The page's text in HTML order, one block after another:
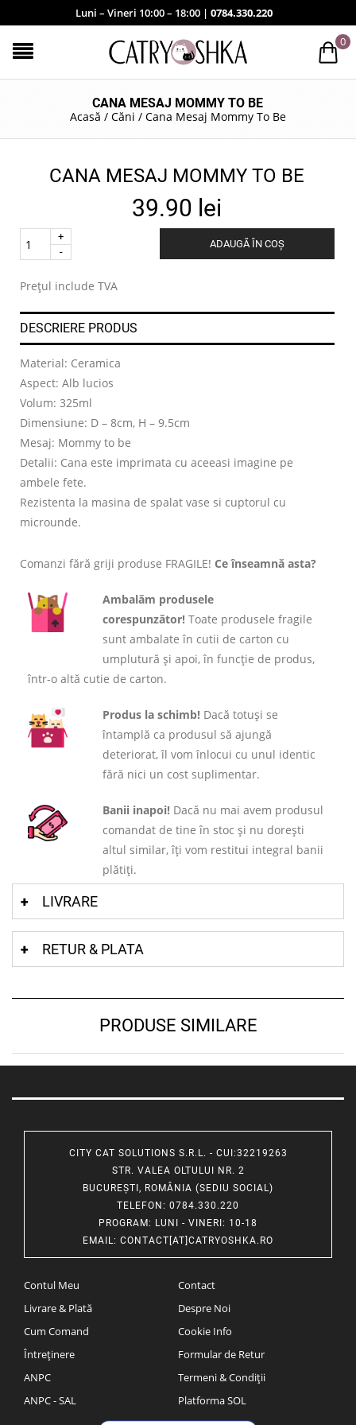
Luni – Vineri 10:00 – 18:00 | 0784.330.220
0
CANA MESAJ MOMMY TO BE
Acasă / Căni / Cana Mesaj Mommy To Be
CANA MESAJ MOMMY TO BE
39.90 lei
Quantity
ADAUGĂ ÎN COȘ
Prețul include TVA
DESCRIERE PRODUS
Material: Ceramica
Aspect: Alb lucios
Volum: 325ml
Dimensiune: D – 8cm, H – 9.5cm
Mesaj: Mommy to be
Detalii: Cana este imprimata cu aceeasi imagine pe
ambele fete.
Rezistenta la masina de spalat vase si cuptorul cu
microunde.
Comanzi fără griji produse FRAGILE! Ce înseamnă asta?
Ambalăm produsele
corespunzător! Toate produsele fragile
sunt ambalate în cutii de carton cu
umplutură și apoi, în funcție de produs,
într-o altă cutie de carton.
Produs la schimb! Dacă totuși se
întamplă ca produsul să ajungă
deteriorat, îl vom înlocui cu unul identic
fără nici un cost suplimentar.
Banii inapoi! Dacă nu mai avem produsul
comandat de tine în stoc și nu dorești
altul similar, îți vom restitui integral banii
plătiți.
LIVRARE
RETUR & PLATA
PRODUSE SIMILARE
CITY CAT SOLUTIONS S.R.L. - CUI:32219263
STR. VALEA OLTULUI NR. 2
BUCUREȘTI, ROMÂNIA (SEDIU SOCIAL)
TELEFON : 0784.330.220
PROGRAM: LUNI - VINERI: 10-18
EMAIL: CONTACT[AT]CATRYOSHKA.RO
Contul Meu
Livrare & Plată
Cum Comand
Întreținere
ANPC
ANPC - SAL
Contact
Despre Noi
Cookie Info
Formular de Retur
Termeni & Condiții
Platforma SOL